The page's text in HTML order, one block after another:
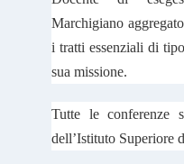
Marchigiano
i tratti essenziali di
sua missione.
Tutte le conferenze
dell’Istituto Superiore